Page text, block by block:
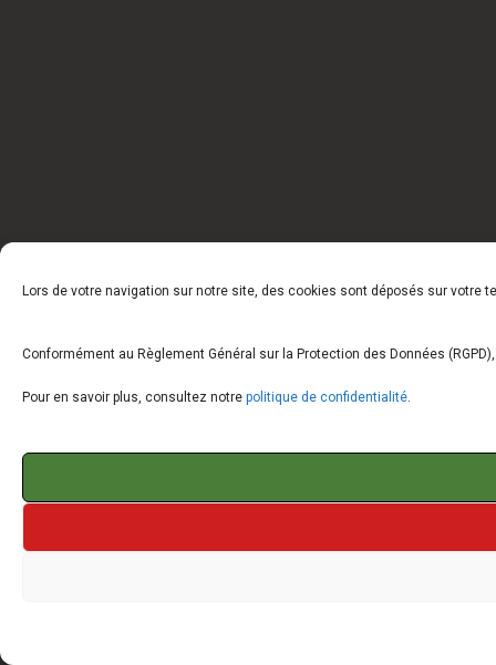
Lors de votre navigation sur notre site, des cookies sont déposés sur votre
Conformément au Règlement Général sur la Protection des Données
Pour en savoir plus, consultez notre politique de confidentialité.